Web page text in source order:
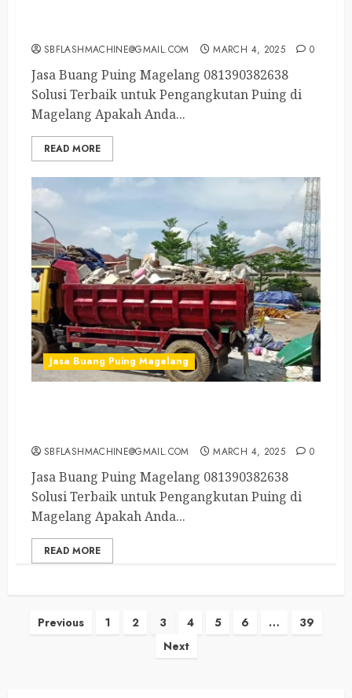
SBFLASHMACHINE@GMAIL.COM MARCH 4, 2025 0
Jasa Buang Puing Magelang 081390382638
Solusi Terbaik untuk Pengangkutan Puing di
Magelang Apakah Anda...
READ MORE
Jasa Buang Puing Magelang
SBFLASHMACHINE@GMAIL.COM MARCH 4, 2025 0
Jasa Buang Puing Magelang 081390382638
Solusi Terbaik untuk Pengangkutan Puing di
Magelang Apakah Anda...
READ MORE
Posts
Previous 1 2 3 4 5 6 …
39
Next